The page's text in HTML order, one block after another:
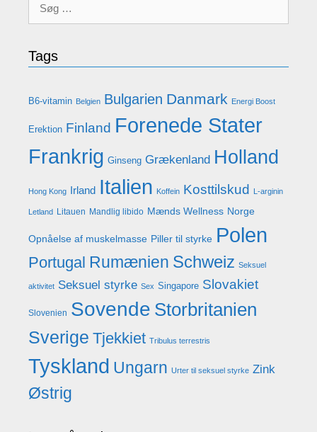
Tags
B6-vitamin Belgien Bulgarien Danmark Energi Boost
Erektion Finland Forenede Stater
Frankrig Ginseng Grækenland Holland
Hong Kong Irland Italien Koffein Kosttilskud L-arginin
Letland Litauen Mandlig libido Mænds Wellness Norge
Opnåelse af muskelmasse Piller til styrke Polen
Portugal Rumænien Schweiz Seksuel
aktivitet Seksuel styrke Sex Singapore Slovakiet
Slovenien Sovende Storbritanien
Sverige Tjekkiet Tribulus terrestris
Tyskland Ungarn Urter til seksuel styrke Zink
Østrig